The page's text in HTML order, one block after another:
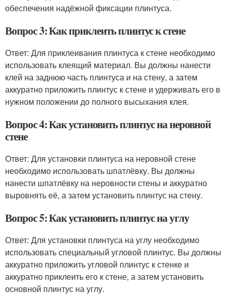
обеспечения надёжной фиксации плинтуса.
Вопрос 3: Как приклеить плинтус к стене
Ответ: Для приклеивания плинтуса к стене необходимо
использовать клеящий материал. Вы должны нанести
клей на заднюю часть плинтуса и на стену, а затем
аккуратно приложить плинтус к стене и удерживать его в
нужном положении до полного высыхания клея.
Вопрос 4: Как установить плинтус на неровной
стене
Ответ: Для установки плинтуса на неровной стене
необходимо использовать шпатлёвку. Вы должны
нанести шпатлёвку на неровности стены и аккуратно
выровнять её, а затем установить плинтус на стену.
Вопрос 5: Как установить плинтус на углу
Ответ: Для установки плинтуса на углу необходимо
использовать специальный угловой плинтус. Вы должны
аккуратно приложить угловой плинтус к стенке и
аккуратно приклеить его к стене, а затем установить
основной плинтус на углу.